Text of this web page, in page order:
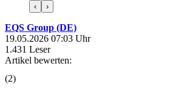
‹ ›
EQS Group (DE)
19.05.2026 07:03 Uhr
1.431 Leser
Artikel bewerten:
(2)